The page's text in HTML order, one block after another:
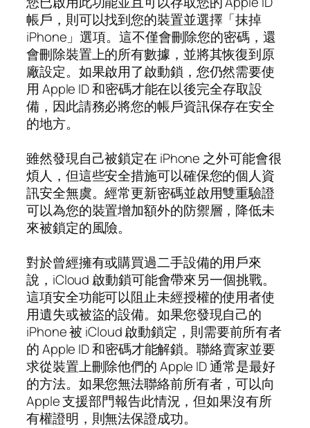
帳戶，則可以找到您的裝置並選擇「抹掉
iPhone」選項。這不僅會刪除您的密碼，還
會刪除裝置上的所有數據，並將其恢復到原
廠設定。如果啟用了啟動鎖，您仍然需要使
用 Apple ID 和密碼才能在以後完全存取設
備，因此請務必將您的帳戶資訊保存在安全
的地方。
雖然發現自己被鎖定在 iPhone 之外可能會很
煩人，但這些安全措施可以確保您的個人資
訊安全無虞。經常更新密碼並啟用雙重驗證
可以為您的裝置增加額外的防禦層，降低未
來被鎖定的風險。
對於曾經擁有或購買過二手設備的用戶來
說，iCloud 啟動鎖可能會帶來另一個挑戰。
這項安全功能可以阻止未經授權的使用者使
用遺失或被盜的設備。如果您發現自己的
iPhone 被 iCloud 啟動鎖定，則需要前所有者
的 Apple ID 和密碼才能解鎖。聯絡賣家並要
求從裝置上刪除他們的 Apple ID 通常是最好
的方法。如果您無法聯絡前所有者，可以向
Apple 支援部門報告此情況，但如果沒有所
有權證明，則無法保證成功。